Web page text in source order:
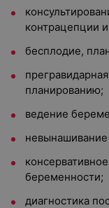
контрацепции
бесплодие,
планированию;
ведение
беременности;
диагностика